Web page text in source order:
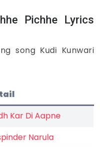
Pichhe Lyrics
song Kudi Kunwari
Kar Di Aapne
Narula